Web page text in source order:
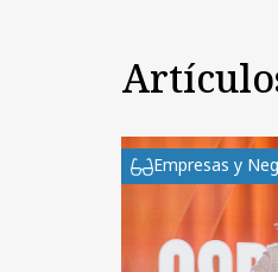
Empresas y